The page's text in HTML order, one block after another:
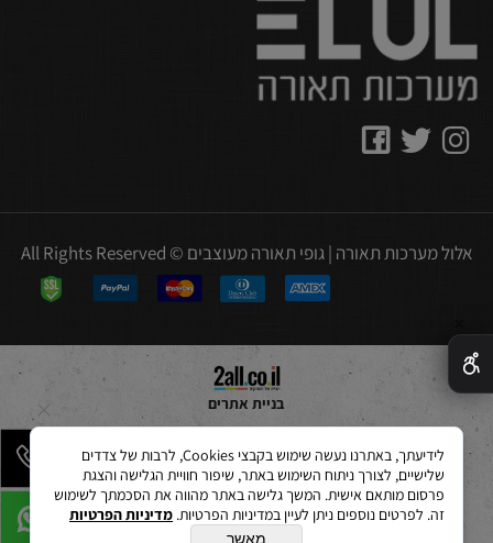
אלול מערכות תאורה | גופי תאורה מעוצבים © All Rights Reserved
בניית אתרים
לידיעתך, באתרנו נעשה שימוש בקבצי Cookies, לרבות של צדדים
שלישיים, לצורך ניתוח השימוש באתר, שיפור חוויית הגלישה והצגת
פרסום מותאם אישית. המשך גלישה באתר מהווה את הסכמתך לשימוש
זה. לפרטים נוספים ניתן לעיין במדיניות הפרטיות. מדיניות הפרטיות
מאשר